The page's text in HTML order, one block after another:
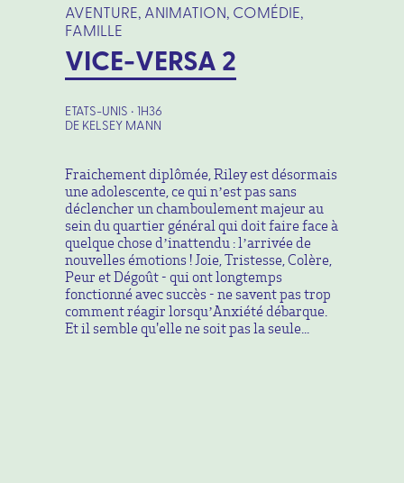
AVENTURE, ANIMATION, COMÉDIE,
FAMILLE
VICE-VERSA 2
ETATS-UNIS • 1H36
DE KELSEY MANN
Fraichement diplômée, Riley est désormais
une adolescente, ce qui n’est pas sans
déclencher un chamboulement majeur au
sein du quartier général qui doit faire face à
quelque chose d’inattendu : l’arrivée de
nouvelles émotions ! Joie, Tristesse, Colère,
Peur et Dégoût - qui ont longtemps
fonctionné avec succès - ne savent pas trop
comment réagir lorsqu’Anxiété débarque.
Et il semble qu'elle ne soit pas la seule...